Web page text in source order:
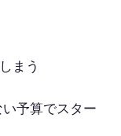
まう
予算でスター